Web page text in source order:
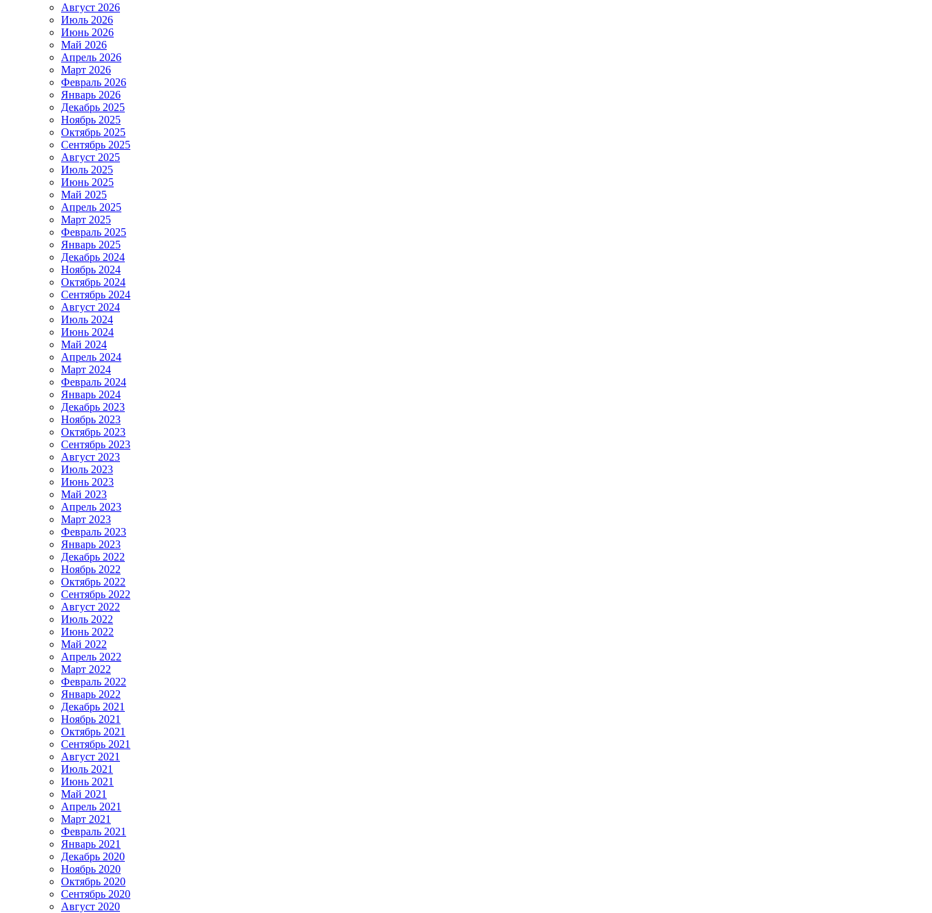
Август 2026
Июль 2026
Июнь 2026
Май 2026
Апрель 2026
Март 2026
Февраль 2026
Январь 2026
Декабрь 2025
Ноябрь 2025
Октябрь 2025
Сентябрь 2025
Август 2025
Июль 2025
Июнь 2025
Май 2025
Апрель 2025
Март 2025
Февраль 2025
Январь 2025
Декабрь 2024
Ноябрь 2024
Октябрь 2024
Сентябрь 2024
Август 2024
Июль 2024
Июнь 2024
Май 2024
Апрель 2024
Март 2024
Февраль 2024
Январь 2024
Декабрь 2023
Ноябрь 2023
Октябрь 2023
Сентябрь 2023
Август 2023
Июль 2023
Июнь 2023
Май 2023
Апрель 2023
Март 2023
Февраль 2023
Январь 2023
Декабрь 2022
Ноябрь 2022
Октябрь 2022
Сентябрь 2022
Август 2022
Июль 2022
Июнь 2022
Май 2022
Апрель 2022
Март 2022
Февраль 2022
Январь 2022
Декабрь 2021
Ноябрь 2021
Октябрь 2021
Сентябрь 2021
Август 2021
Июль 2021
Июнь 2021
Май 2021
Апрель 2021
Март 2021
Февраль 2021
Январь 2021
Декабрь 2020
Ноябрь 2020
Октябрь 2020
Сентябрь 2020
Август 2020